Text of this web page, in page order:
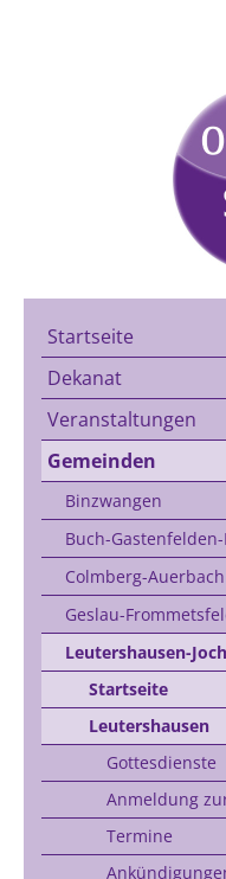
Startseite
Dekanat
Veranstaltungen
Gemeinden
Binzwangen
Buch-
Colmberg-Auerbach
Geslau-
Leutershausen-
Startseite
Leutershausen
Gottesdienste
Anmeldung
Termine